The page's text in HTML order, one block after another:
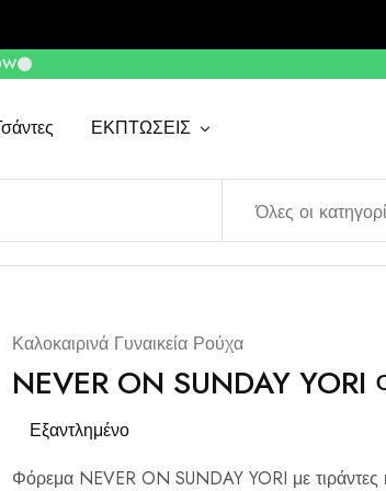
ΕΚΠΤΩΣΕΙΣ
Όλες οι
Καλοκαιρινά Γυναικεία Ρούχα
NEVER ON SUNDAY
Εξαντλημένο
Φόρεμα NEVER ON SUNDAY YORI με